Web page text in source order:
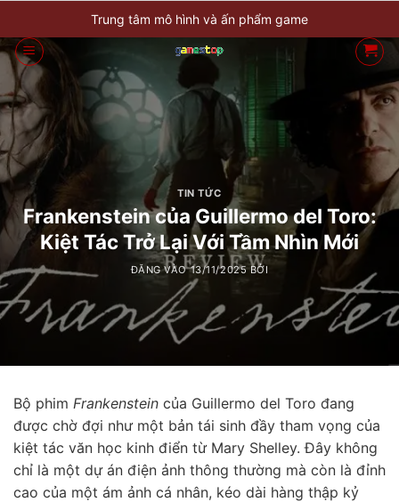
qua
nội
dung
Trung tâm mô hình và ấn phẩm game
TIN TỨC
Frankenstein của Guillermo del Toro:
Kiệt Tác Trở Lại Với Tầm Nhìn Mới
ĐĂNG VÀO13/11/2025 BỞI
Bộ phim Frankenstein của Guillermo del Toro đang
được chờ đợi như một bản tái sinh đầy tham vọng của
kiệt tác văn học kinh điển từ Mary Shelley. Đây không
chỉ là một dự án điện ảnh thông thường mà còn là đỉnh
cao của một ám ảnh cá nhân, kéo dài hàng thập kỷ